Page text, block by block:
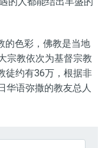
的色彩，佛教是当地
宗教依次为基督宗教
徒约有36万，根据非
华语弥撒的教友总人